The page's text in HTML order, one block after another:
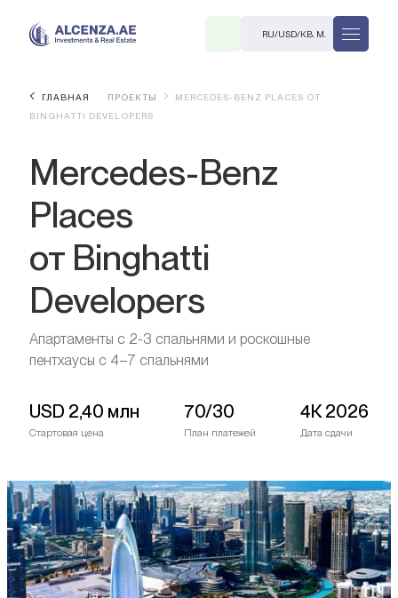
RU/USD/КВ. М.
ГЛАВНАЯ ПРОЕКТЫ
MERCEDES-BENZ PLACES ОТ
BINGHATTI DEVELOPERS
Mercedes-Benz
Places
от Binghatti
Developers
Апартаменты с 2-3 спальнями и роскошные
пентхаусы с 4–7 спальнями
USD 2,40 млн
Стартовая цена
70/30
План платежей
4К 2026
Дата сдачи